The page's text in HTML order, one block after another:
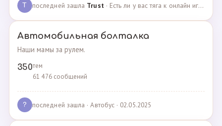
T последней зашла Trust · Есть ли у вас тяга к онлайн играм? · 02.05.2025
Автомобильная болталка
Наши мамы за рулем.
350тем
61 476 сообщений
? последней зашла · Автобус · 02.05.2025